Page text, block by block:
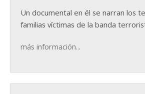
Un documental en él se narran los
familias víctimas de la banda
más información...